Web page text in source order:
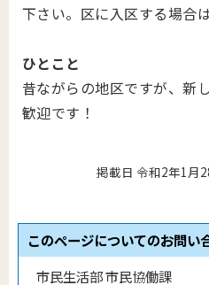
下さい。区に入区する場合
ひとこと
昔ながらの地区ですが、新
歓迎です！
掲載日 令和2年1月
このページについてのお問い
市民生活部 市民協働課